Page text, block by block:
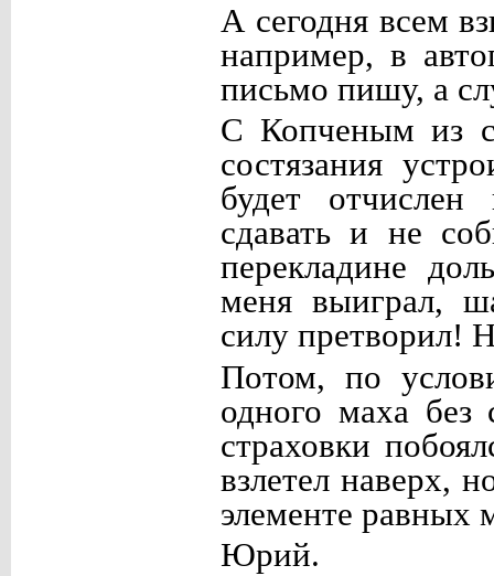
А сегодня всем
например, в
письмо пишу, а
С Копченым из
состязания
будет
сдавать и не
перекладине
меня выиграл,
силу претворил!
Потом, по
одного маха без
страховки
взлетел наверх,
элементе равных
Юрий.